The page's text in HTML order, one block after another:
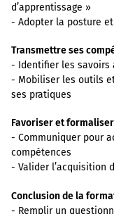
d’apprentissage »
- Adopter la posture
Transmettre ses
- Identifier les savoirs
- Mobiliser les outils
ses pratiques
Favoriser et
- Communiquer pour
compétences
- Valider l’acquisition
Conclusion de la
- Remplir un